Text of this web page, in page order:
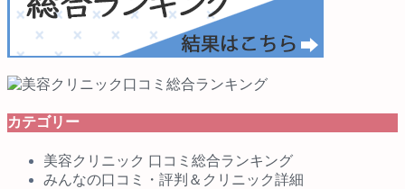
カテゴリー
美容クリニック 口コミ総合ランキング
みんなの口コミ・評判＆クリニック詳細